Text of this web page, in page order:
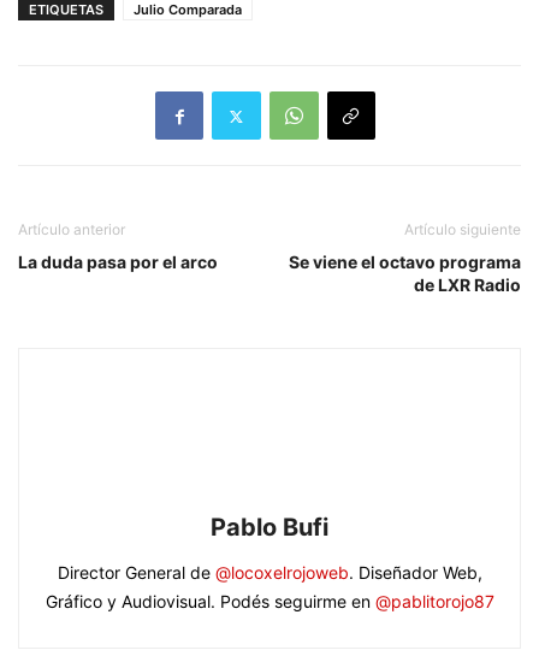
ETIQUETAS Julio Comparada
Artículo anterior
La duda pasa por el arco
Artículo siguiente
Se viene el octavo programa
de LXR Radio
Pablo Bufi
Director General de @locoxelrojoweb. Diseñador Web,
Gráfico y Audiovisual. Podés seguirme en @pablitorojo87